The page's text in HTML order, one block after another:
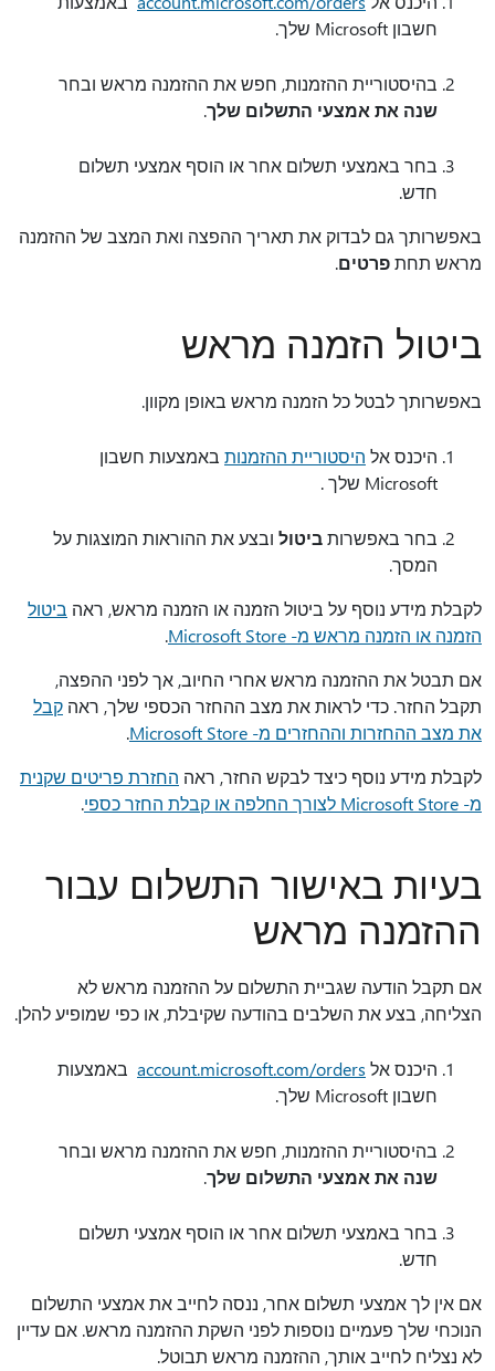
חשבון Microsoft שלך.
בהיסטוריית ההזמנות, חפש את ההזמנה מראש ובחר
‏‫שנה את אמצעי התשלום שלך‬‬.
בחר באמצעי תשלום אחר או הוסף אמצעי תשלום
חדש.
באפשרותך גם לבדוק את תאריך ההפצה ואת המצב של ההזמנה
מראש תחתפרטים.
ביטול הזמנה מראש
באפשרותך לבטל כל הזמנה מראש באופן מקוון.
היכנס אל
באמצעות חשבון
Microsoft שלך .
בחר באפשרותביטול ובצע את ההוראות המוצגות על
המסך.
לקבלת מידע נוסף על ביטול הזמנה או הזמנה מראש, ראה ביטול
הזמנה או הזמנה מראש מ- Microsoft Store
.
אם תבטל את ההזמנה מראש אחרי החיוב, אך לפני ההפצה,
תקבל החזר. כדי לראות את מצב ההחזר הכספי שלך, ראה ‏‫קבל
את מצב ההחזרות וההחזרים מ- Microsoft Store‬
.
לקבלת מידע נוסף כיצד לבקש החזר, ראה החזרת פריטים שקנית
מ- Microsoft Store לצורך החלפה או קבלת החזר כספי
.
בעיות באישור התשלום עבור
ההזמנה מראש
אם תקבל הודעה שגביית התשלום על ההזמנה מראש לא
הצליחה, בצע את השלבים בהודעה שקיבלת, או כפי שמופיע להלן.
היכנס אל account.microsoft.com/orders ‏‫ באמצעות
חשבון Microsoft שלך.
בהיסטוריית ההזמנות, חפש את ההזמנה מראש ובחר
‏‫שנה את אמצעי התשלום שלך‬‬.
בחר באמצעי תשלום אחר או הוסף אמצעי תשלום
חדש.
אם אין לך אמצעי תשלום אחר, ננסה לחייב את אמצעי התשלום
הנוכחי שלך פעמיים נוספות לפני השקת ההזמנה מראש. אם עדיין
לא נצליח לחייב אותך, ההזמנה מראש תבוטל.